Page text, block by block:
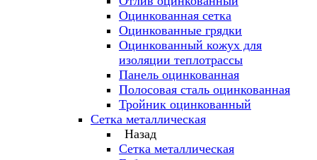
Оцинкованная сетка
Оцинкованные грядки
Оцинкованный кожух для
изоляции теплотрассы
Панель оцинкованная
Полосовая сталь оцинкованная
Тройник оцинкованный
Сетка металлическая
Назад
Сетка металлическая